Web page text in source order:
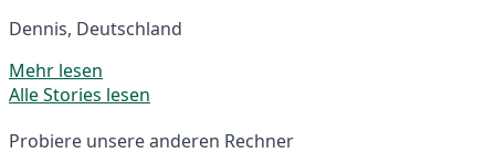
Dennis, Deutschland
Mehr lesen
Alle Stories lesen
Probiere unsere anderen Rechner